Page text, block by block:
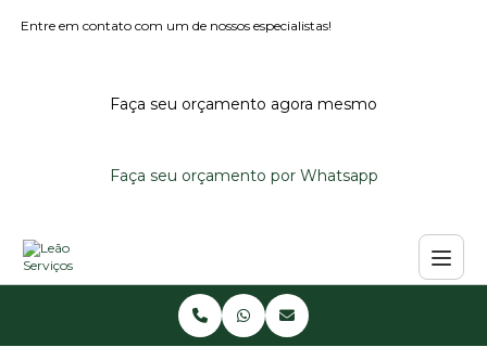
Entre em contato com um de nossos especialistas!
Faça seu orçamento agora mesmo
Faça seu orçamento por Whatsapp